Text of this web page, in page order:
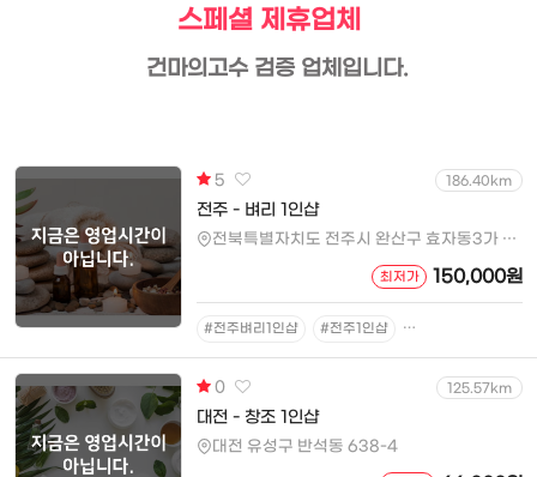
스페셜 제휴업체
건마의고수 검증 업체입니다.
5 186.40km
전주 - 벼리 1인샵
전북특별자치도 전주시 완산구 효자동3가 1629
최저가 150,000원
#전주벼리1인샵 #전주1인샵 #전주마사지
0 125.57km
대전 - 창조 1인샵
대전 유성구 반석동 638-4